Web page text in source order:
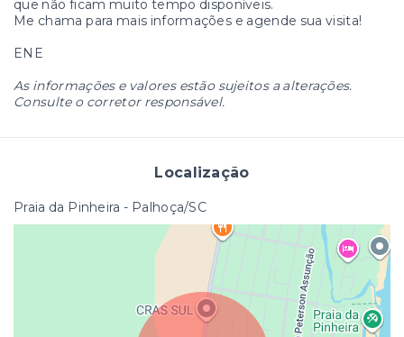
que não ficam muito tempo disponíveis.
Me chama para mais informações e agende sua visita!
ENE
As informações e valores estão sujeitos a alterações.
Consulte o corretor responsável.
Localização
Praia da Pinheira - Palhoça/SC